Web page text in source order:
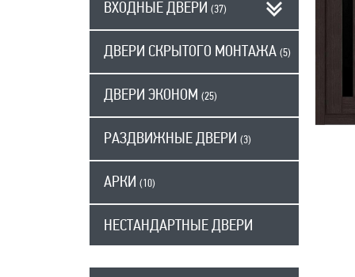
ВХОДНЫЕ ДВЕРИ (37)
ДВЕРИ СКРЫТОГО МОНТАЖА (5)
ДВЕРИ ЭКОНОМ (25)
РАЗДВИЖНЫЕ ДВЕРИ (3)
АРКИ (10)
НЕСТАНДАРТНЫЕ ДВЕРИ